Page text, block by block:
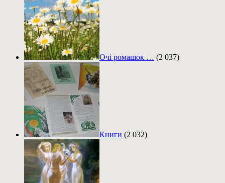
Очі ромашок … (2 037)
Книги (2 032)